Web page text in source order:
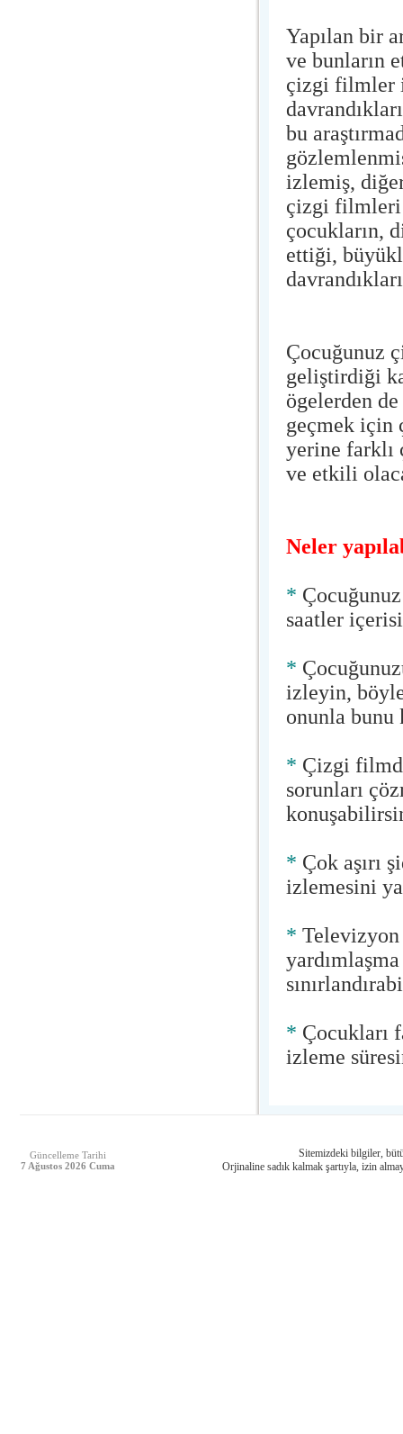
Yapılan bir
ve bunların
çizgi filmler
bu
izlemiş,
çizgi
çocukların,
ettiği,
Çocuğunuz
geliştirdiği
ögelerden
geçmek için
yerine farklı
ve etkili
Neler
*
saatler
*
izleyin,
onunla
* Çizgi
sorunları
* Çok aşırı
izlemesini
*
* Çocukları
izleme
Güncelleme Tarihi
7 Ağustos 2026 Cuma
Sitemizdeki bilgiler,
Orjinaline sadık kalmak şartıyla, izin